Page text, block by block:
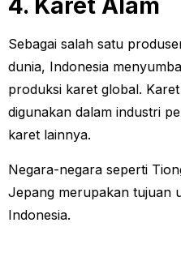
4. Karet Alam
Sebagai salah satu
dunia, Indonesia
produksi karet global.
digunakan dalam industri
karet lainnya.
Negara-negara seperti
Jepang merupakan tujuan
Indonesia.